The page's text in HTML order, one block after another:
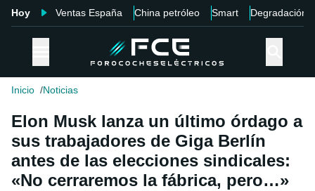
Hoy Ventas España China petróleo Smart Degradación
Inicio Noticias
Elon Musk lanza un último órdago a
sus trabajadores de Giga Berlín
antes de las elecciones sindicales:
«No cerraremos la fábrica, pero…»